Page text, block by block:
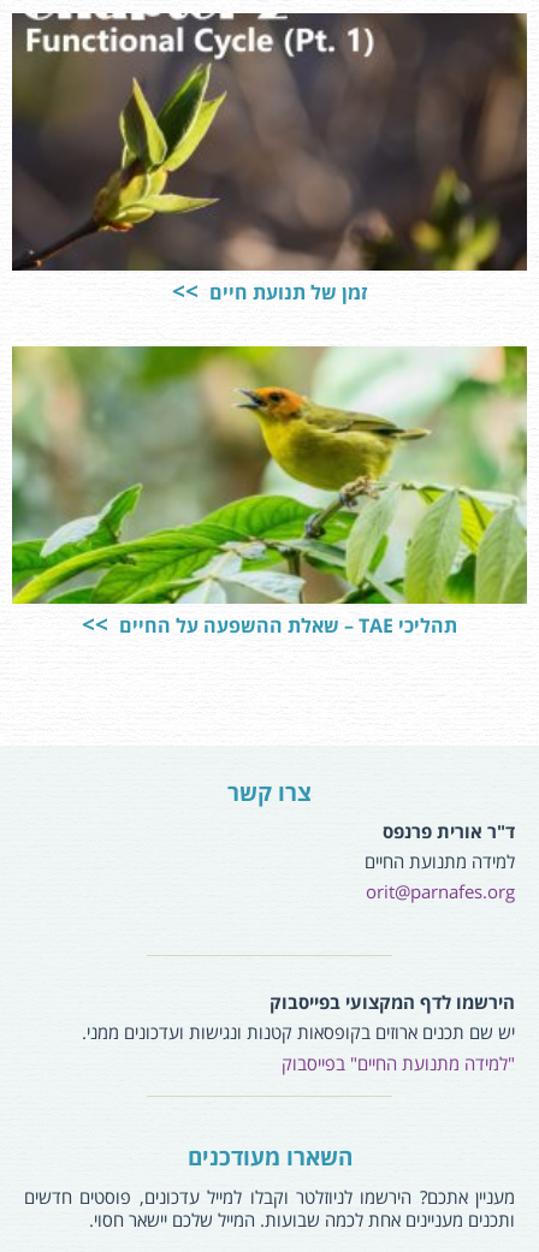
זמן של תנועת חיים
תהליכי TAE – שאלת ההשפעה על החיים
צרו קשר
ד"ר אורית פרנפס
למידה מתנועת החיים
orit@parnafes.org
הירשמו לדף המקצועי בפייסבוק
יש שם תכנים ארוזים בקופסאות קטנות ונגישות ועדכונים ממני.
"למידה מתנועת החיים" בפייסבוק
השארו מעודכנים
מעניין אתכם? הירשמו לניוזלטר וקבלו למייל עדכונים, פוסטים חדשים
ותכנים מעניינים אחת לכמה שבועות. המייל שלכם יישאר חסוי.